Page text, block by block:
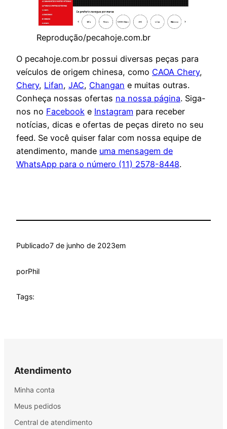
Reprodução/pecahoje.com.br
O pecahoje.com.br possui diversas peças para
veículos de origem chinesa, como CAOA Chery,
Chery, Lifan, JAC, Changan e muitas outras.
Conheça nossas ofertas na nossa página. Siga-
nos no Facebook e Instagram para receber
notícias, dicas e ofertas de peças direto no seu
feed. Se você quiser falar com nossa equipe de
atendimento, mande uma mensagem de
WhatsApp para o número (11) 2578-8448.
Publicado7 de junho de 2023em
porPhil
Tags:
Atendimento
Minha conta
Meus pedidos
Central de atendimento